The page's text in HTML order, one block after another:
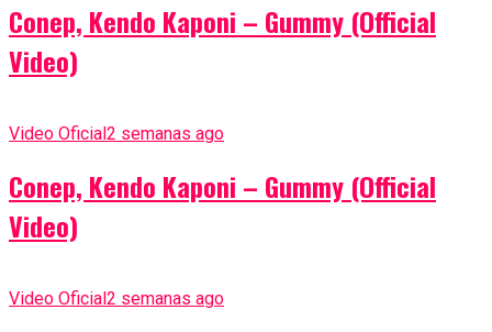
Conep, Kendo Kaponi – Gummy (Official
Video)
Video Oficial 2 semanas ago
Conep, Kendo Kaponi – Gummy (Official
Video)
Video Oficial2 semanas ago